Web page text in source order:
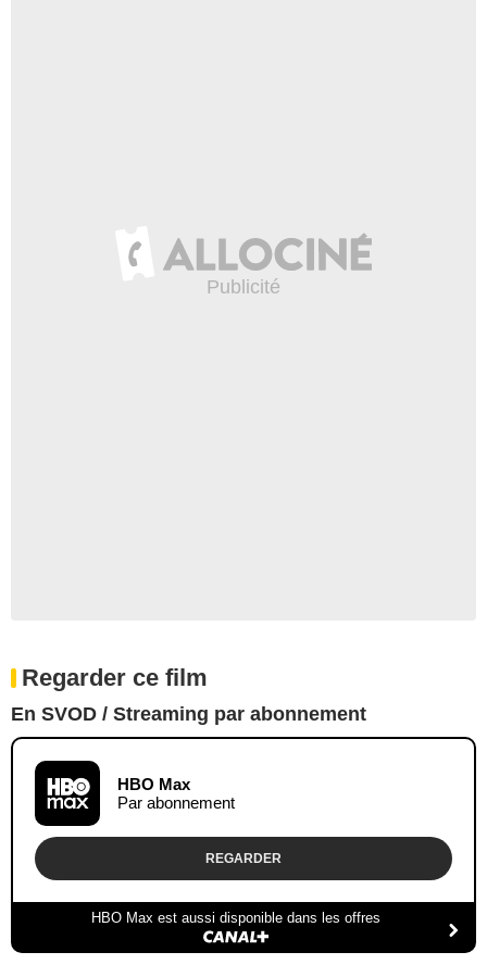
Regarder ce film
En SVOD / Streaming par abonnement
HBO Max
Par abonnement
REGARDER
HBO Max est aussi disponible dans les offres